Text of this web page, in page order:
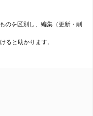
のを区別し、編集（更新・削
ると助かります。